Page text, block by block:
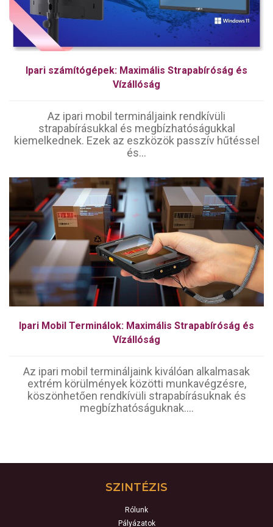
Ipari számítógépek: Maximális Strapabíróság és
Vízállóság
Az ipari mobil termináljaink rendkívüli
strapabírásukkal és megbízhatóságukkal
kiemelkednek. Ezek az eszközök passzív hűtéssel
és...
Ipari Mobil Terminálok: Maximális Strapabíróság és
Vízállóság
Az ipari mobil termináljaink kiválóan alkalmasak
extrém körülmények közötti munkavégzésre,
köszönhetően rendkívüli strapabírásuknak és
megbízhatóságuknak....
SZINTÉZIS
Rólunk
Pályázatok